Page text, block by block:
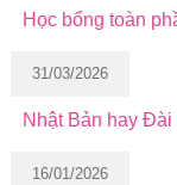
Học bổng toàn
31/03/2026
Nhật Bản hay Đài
16/01/2026